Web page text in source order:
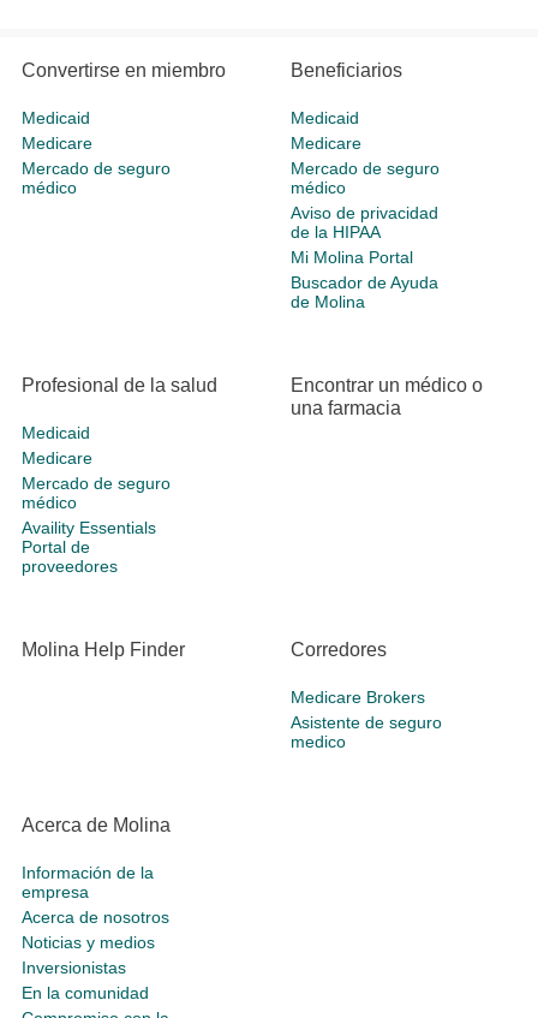
Convertirse en miembro
Medicaid
Medicare
Mercado de seguro
médico
Beneficiarios
Medicaid
Medicare
Mercado de seguro
médico
Aviso de privacidad
de la HIPAA
Mi Molina Portal
Buscador de Ayuda
de Molina
Profesional de la salud
Medicaid
Medicare
Mercado de seguro
médico
Availity Essentials
Portal de
proveedores
Encontrar un médico o
una farmacia
Molina Help Finder Corredores
Medicare Brokers
Asistente de seguro
medico
Acerca de Molina
Información de la
empresa
Acerca de nosotros
Noticias y medios
Inversionistas
En la comunidad